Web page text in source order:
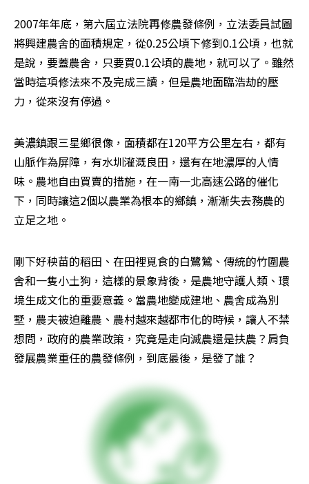
2007年年底，第六屆立法院再修農發條例，立法委員試圖
將興建農舍的面積規定，從0.25公頃下修到0.1公頃，也就
是說，要蓋農舍，只要買0.1公頃的農地，就可以了。雖然
當時這項修法來不及完成三讀，但是農地面臨浩劫的壓
力，從來沒有停過。
美濃鎮跟三星鄉很像，面積都在120平方公里左右，都有
山脈作為屏障，有水圳灌溉良田，還有在地濃厚的人情
味。農地自由買賣的措施，在一南一北高速公路的催化
下，同時讓這2個以農業為根本的鄉鎮，漸漸失去務農的
立足之地。
剛下好秧苗的稻田、在田裡覓食的白鷺鷥、傳統的竹圍農
舍和一隻小土狗，這樣的景象背後，是農地守護人類、環
境生成文化的重要意義。當農地變成建地、農舍成為別
墅，農夫被迫離農、農村越來越都市化的時候，讓人不禁
想問，政府的農業政策，究竟是走向滅農還是扶農？肩負
發展農業重任的農發條例，到底最後，是發了誰？